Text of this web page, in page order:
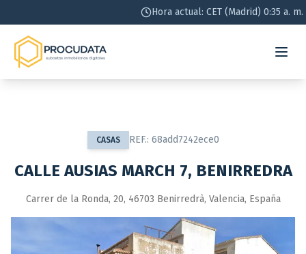
Hora actual: CET (Madrid) 0:35 a. m.
CASAS REF.: 68add7242ece0
CALLE AUSIAS MARCH 7, BENIRREDRA
Carrer de la Ronda, 20, 46703 Benirredrà, Valencia, España